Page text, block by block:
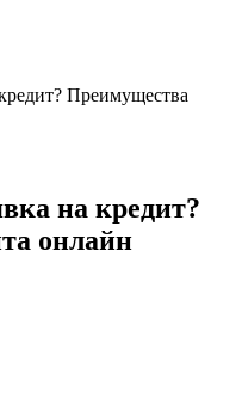
Преимущества
на кредит?
онлайн